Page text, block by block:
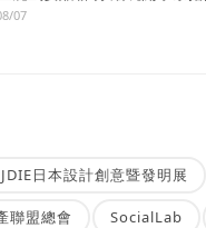
07
JDIE日本設計創意暨發明展
聯盟總會 SocialLab